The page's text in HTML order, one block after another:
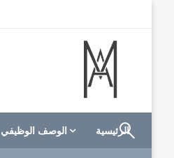
M A hotels | إم ايه هوتيلز
الموقع الأول للعاملين في
الرئيسية الوصف الوظيفي